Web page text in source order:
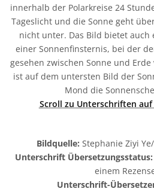
innerhalb der Polarkreise 24
Tageslicht und die Sonne geht
nicht unter. Das Bild bietet auch
einer Sonnenfinsternis, bei der
gesehen zwischen Sonne und
ist auf dem untersten Bild der
Mond die
Scroll zu Unterschriften
Bildquelle: Stephanie Ziyi Ye/
Unterschrift Übersetzungsstatus:
einem
Unterschrift-